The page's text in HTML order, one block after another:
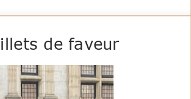
de faveur